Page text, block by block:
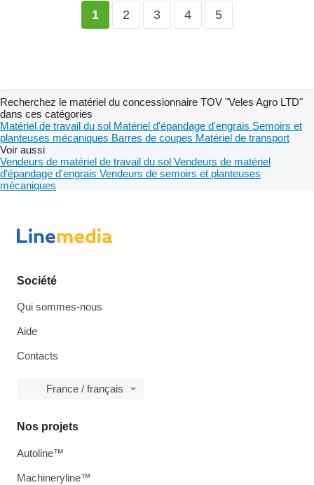
1 2 3 4 5
Recherchez le matériel du concessionnaire TOV "Veles Agro LTD"
dans ces catégories
Matériel de travail du sol Matériel d'épandage d'engrais Semoirs et
planteuses mécaniques Barres de coupes Matériel de transport
Voir aussi
Vendeurs de matériel de travail du sol Vendeurs de matériel
d'épandage d'engrais Vendeurs de semoirs et planteuses
mécaniques
Société
Qui sommes-nous
Aide
Contacts
France / français
Nos projets
Autoline™
Machineryline™